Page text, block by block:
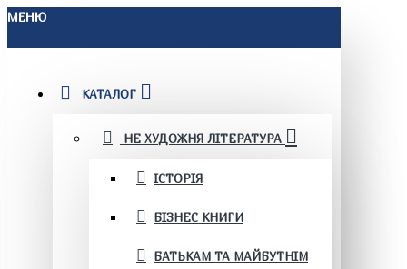
МЕНЮ
КАТАЛОГ
НЕ ХУДОЖНЯ ЛІТЕРАТУРА
ІСТОРІЯ
БІЗНЕС КНИГИ
БАТЬКАМ ТА МАЙБУТНІМ